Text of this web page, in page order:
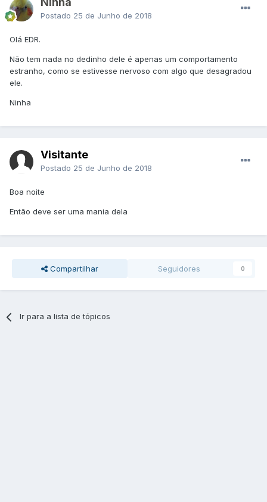
Postado 25 de Junho de 2018
Olá EDR.
Não tem nada no dedinho dele é apenas um comportamento
estranho, como se estivesse nervoso com algo que desagradou
ele.
Ninha
Visitante
Postado 25 de Junho de 2018
Boa noite
Então deve ser uma mania dela
Compartilhar Seguidores 0
Ir para a lista de tópicos